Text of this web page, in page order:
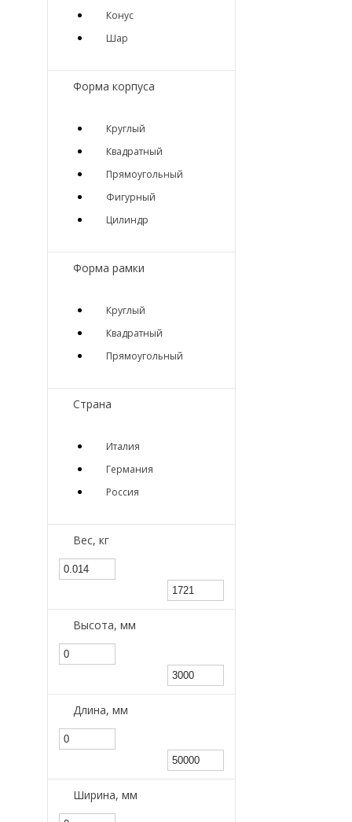
Конус
Шар
Форма корпуса
Круглый
Квадратный
Прямоугольный
Фигурный
Цилиндр
Форма рамки
Круглый
Квадратный
Прямоугольный
Страна
Италия
Германия
Россия
Вес, кг
Высота, мм
Длина, мм
Ширина, мм